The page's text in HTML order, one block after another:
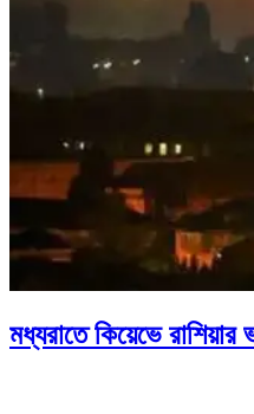
মধ্যরাতে কিয়েভে